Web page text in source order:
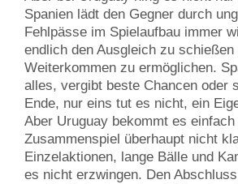
Spanien lädt den Gegner durch
Fehlpässe im Spielaufbau immer
endlich den Ausgleich zu schießen
Weiterkommen zu ermöglichen.
alles, vergibt beste Chancen oder
Ende, nur eins tut es nicht, ein
Aber Uruguay bekommt es
Zusammenspiel überhaupt nicht
Einzelaktionen, lange Bälle und
es nicht erzwingen. Den